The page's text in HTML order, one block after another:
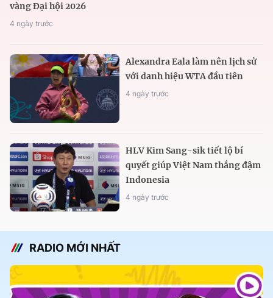
vàng Đại hội 2026
4 ngày trước
Alexandra Eala làm nên lịch sử
với danh hiệu WTA đầu tiên
4 ngày trước
HLV Kim Sang-sik tiết lộ bí
quyết giúp Việt Nam thắng đậm
Indonesia
4 ngày trước
RADIO MỚI NHẤT